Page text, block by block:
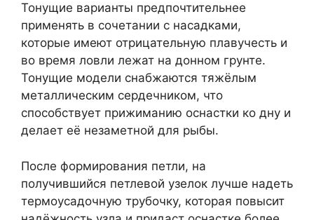
Тонущие варианты предпочтительнее
применять в сочетании с насадками,
которые имеют отрицательную плавучесть и
во время ловли лежат на донном грунте.
Тонущие модели снабжаются тяжёлым
металлическим сердечником, что
способствует прижиманию оснастки ко дну и
делает её незаметной для рыбы.
После формирования петли, на
получившийся петлевой узелок лучше надеть
термоусадочную трубочку, которая повысит